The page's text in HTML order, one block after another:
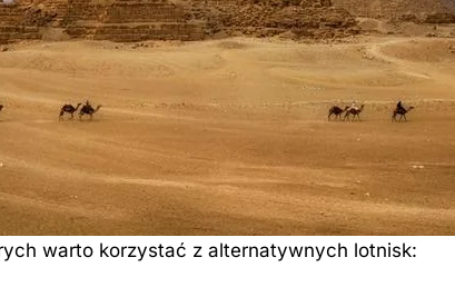
warto korzystać z alternatywnych lotnisk: